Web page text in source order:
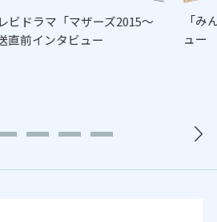
ビドラマ「マザーズ2015～
直前インタビュー
「
ュー